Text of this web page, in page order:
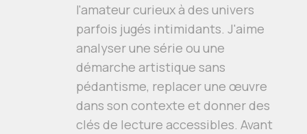
l'amateur curieux à des univers
parfois jugés intimidants. J'aime
analyser une série ou une
démarche artistique sans
pédantisme, replacer une œuvre
dans son contexte et donner des
clés de lecture accessibles. Avant